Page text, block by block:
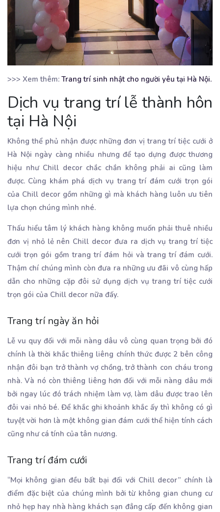
>>> Xem thêm: Trang trí sinh nhật cho người yêu tại Hà Nội.
Dịch vụ trang trí lễ thành hôn
tại Hà Nội
Không thể phủ nhận được những đơn vị trang trí tiệc cưới ở
Hà Nội ngày càng nhiều nhưng để tạo dựng được thương
hiệu như Chill decor chắc chắn không phải ai cũng làm
được. Cùng khám phá dịch vụ trang trí đám cưới trọn gói
của Chill decor gồm những gì mà khách hàng luôn ưu tiên
lựa chọn chúng mình nhé.
Thấu hiểu tâm lý khách hàng không muốn phải thuê nhiều
đơn vị nhỏ lẻ nên Chill decor đưa ra dịch vụ trang trí tiệc
cưới trọn gói gồm trang trí đám hỏi và trang trí đám cưới.
Thậm chí chúng mình còn đưa ra những ưu đãi vô cùng hấp
dẫn cho những cặp đôi sử dụng dịch vụ trang trí tiệc cưới
trọn gói của Chill decor nữa đấy.
Trang trí ngày ăn hỏi
Lễ vu quy đối với mỗi nàng dâu vô cùng quan trọng bởi đó
chính là thời khắc thiêng liêng chính thức được 2 bên công
nhận đôi bạn trở thành vợ chồng, trở thành con cháu trong
nhà. Và nó còn thiêng liêng hơn đối với mỗi nàng dâu mới
bởi ngay lúc đó trách nhiệm làm vợ, làm dâu được trao lên
đôi vai nhỏ bé. Để khắc ghi khoảnh khắc ấy thì không có gì
tuyệt vời hơn là một không gian đám cưới thể hiện tính cách
cũng như cá tính của tân nương.
Trang trí đám cưới
“Mọi không gian đều bất bại đối với Chill decor” chính là
điểm đặc biệt của chúng mình bởi từ không gian chung cư
nhỏ hẹp hay nhà hàng khách sạn đẳng cấp đến không gian